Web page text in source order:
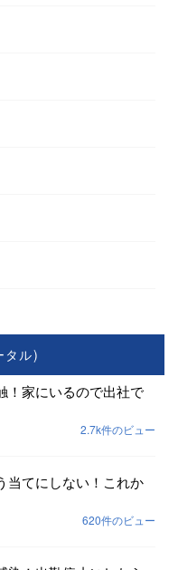
タル)
！家にいるので出社で
2.7k件のビュー
当てにしない！これか
620件のビュー